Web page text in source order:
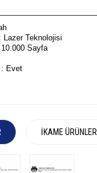
Lazer Teknolojisi
Sayfa
: Evet
İKAME ÜRÜNLER